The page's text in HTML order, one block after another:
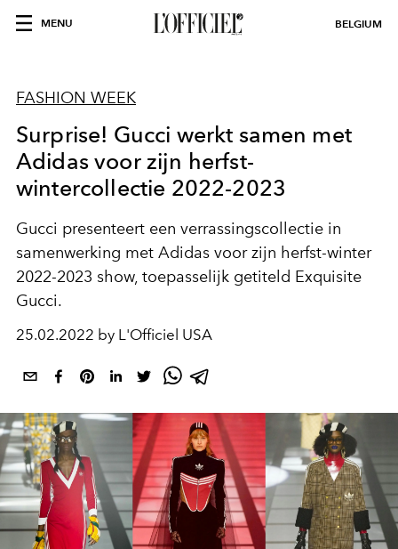
MENU BELGIUM
FASHION WEEK
Surprise! Gucci werkt samen met
Adidas voor zijn herfst-
wintercollectie 2022-2023
Gucci presenteert een verrassingscollectie in
samenwerking met Adidas voor zijn herfst-winter
2022-2023 show, toepasselijk getiteld Exquisite
Gucci.
25.02.2022 by L'Officiel USA